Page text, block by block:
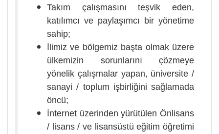
Takım çalışmasını teşvik eden,
katılımcı ve paylaşımcı bir yönetime
sahip;
İlimiz ve bölgemiz başta olmak üzere
ülkemizin sorunlarını çözmeye
yönelik çalışmalar yapan, üniversite /
sanayi / toplum işbirliğini sağlamada
öncü;
İnternet üzerinden yürütülen Önlisans
/ lisans / ve lisansüstü eğitim öğretimi